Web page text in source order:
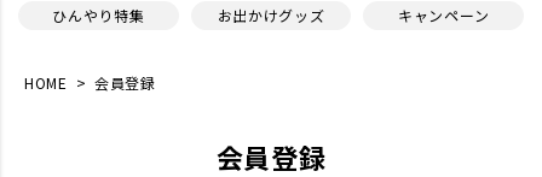
ひんやり特集
お出かけグッズ キャンペーン
HOME 会員登録
会員登録